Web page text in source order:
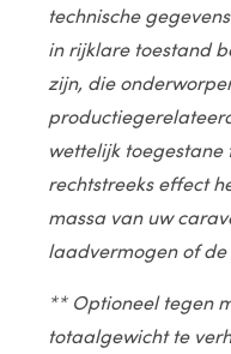
technische
in rijklare toestand
zijn, die
wettelijk toegestane
rechtstreeks effect
massa van uw
laadvermogen of
** Optioneel tegen
totaalgewicht te